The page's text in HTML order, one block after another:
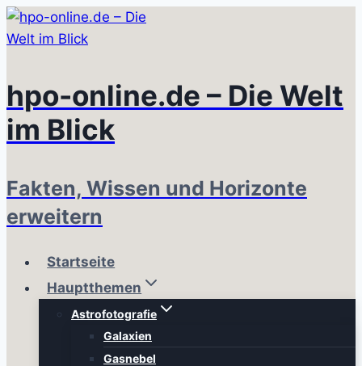
Zum
Inhalt
hpo-online.de – Die Welt
im Blick
Fakten, Wissen und Horizonte
erweitern
Startseite
Hauptthemen
Astrofotografie
Galaxien
Gasnebel